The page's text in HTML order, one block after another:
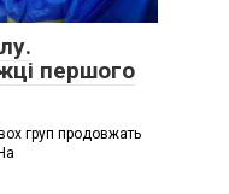
першого
груп продовжать